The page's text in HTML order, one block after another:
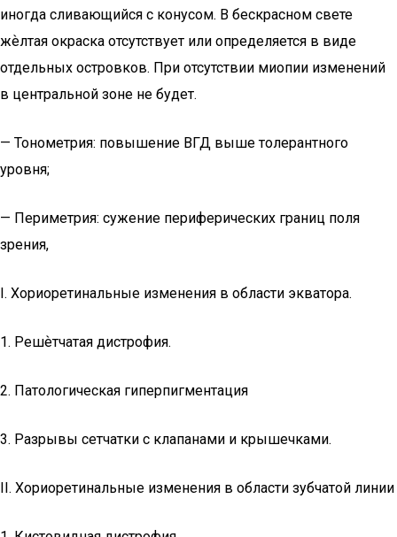
иногда сливающийся с конусом. В бескрасном свете
жѐлтая окраска отсутствует или определяется в виде
отдельных островков. При отсутствии миопии изменений
в центральной зоне не будет.
— Тонометрия: повышение ВГД выше толерантного
уровня;
— Периметрия: сужение периферических границ поля
зрения,
I. Хориоретинальные изменения в области экватора.
1. Решѐтчатая дистрофия.
2. Патологическая гиперпигментация
3. Разрывы сетчатки с клапанами и крышечками.
II. Хориоретинальные изменения в области зубчатой линии